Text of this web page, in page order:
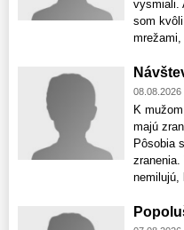
vysmiali.
som
08.08.2026
K
majú
Pôsobia
nemilujú,